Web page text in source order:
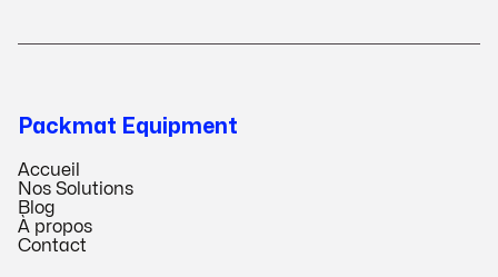
Packmat Equipment
Accueil
Nos Solutions
Blog
À propos
Contact